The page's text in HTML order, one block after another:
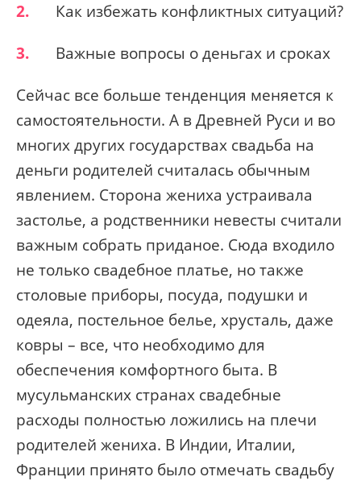
2.
Как избежать конфликтных ситуаций?
3.
Важные вопросы о деньгах и сроках
Сейчас все больше тенденция меняется к
самостоятельности. А в Древней Руси и во
многих других государствах свадьба на
деньги родителей считалась обычным
явлением. Сторона жениха устраивала
застолье, а родственники невесты считали
важным собрать приданое. Сюда входило
не только свадебное платье, но также
столовые приборы, посуда, подушки и
одеяла, постельное белье, хрусталь, даже
ковры – все, что необходимо для
обеспечения комфортного быта. В
мусульманских странах свадебные
расходы полностью ложились на плечи
родителей жениха. В Индии, Италии,
Франции принято было отмечать свадьбу